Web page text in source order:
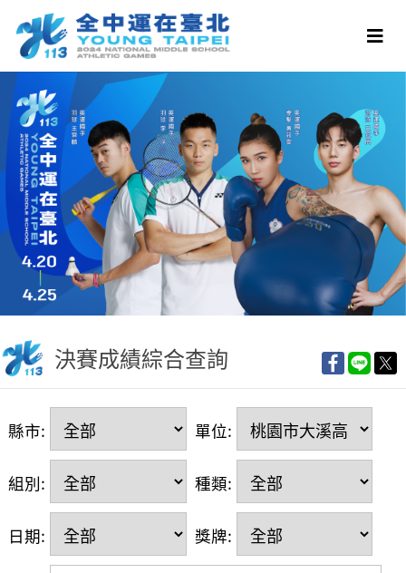
決賽成績綜合查詢
縣市: 單位:
組別: 種類:
日期: 獎牌: